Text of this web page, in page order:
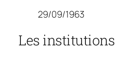
29/09/1963
Les institutions